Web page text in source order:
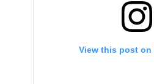
View this post on